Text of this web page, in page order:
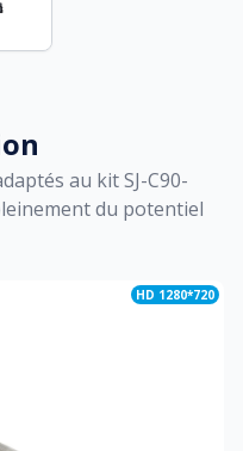
au kitSJ-C90-
du potentiel
HD 1280*720